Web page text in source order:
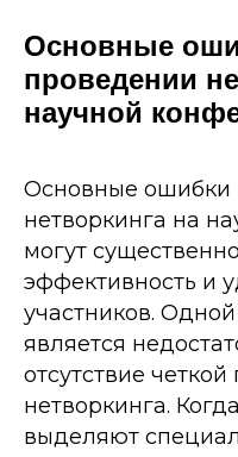
Основные
проведении
научной
Основные ошибки
нетворкинга на
могут
эффективность и
участников.
является
отсутствие
нетворкинга.
выделяют